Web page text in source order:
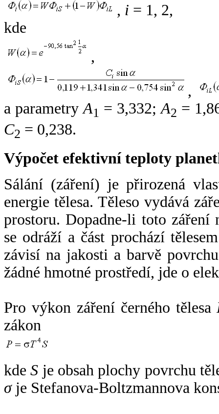
, i = 1, 2,
kde
,
,
a parametryA1 = 3,332;A2 =
C2 = 0,238.
Výpočet efektivní teploty
Sálání (záření) je přirozená
energie tělesa. Těleso vydává
prostoru. Dopadne-li toto záření
se odráží a část prochází
závisí na jakosti a barvě
žádné hmotné prostředí, jde o
Pro výkon záření černého tělesa
zákon
kdeS je obsah plochy povrchu
σje Stefanova-Boltzmannova